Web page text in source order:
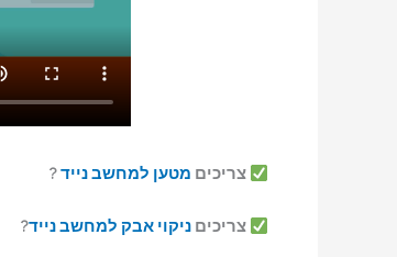
צריכים מטען למחשב נייד?
צריכיםניקוי אבק למחשב נייד?